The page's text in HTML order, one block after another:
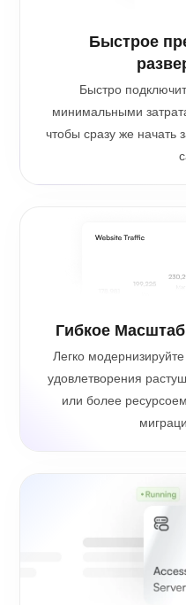
Быстрое
Быстро
минимальными
чтобы сразу же начать
Гибкое
Легко
удовлетворения
или более